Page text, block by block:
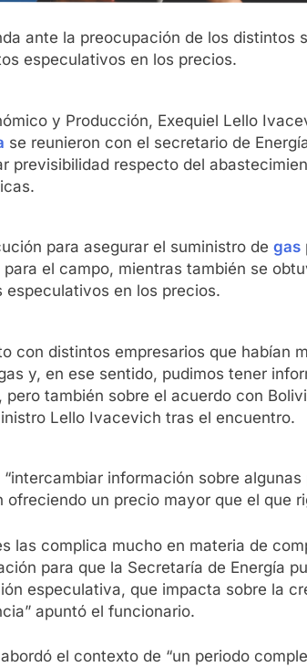
ante la preocupación de los distintos
especulativos en los precios.
y Producción, Exequiel Lello
se reunieron con el secretario de
previsibilidad respecto del
para asegurar el suministro de gas
el campo, mientras también se
especulativos en los precios.
con distintos empresarios que habían
y, en ese sentido, pudimos tener
también sobre el acuerdo con
Lello Ivacevich tras el encuentro.
información sobre
un precio mayor que el que
las complica mucho en materia de
para que la Secretaría de Energía
especulativa, que impacta sobre la
apuntó el funcionario.
el contexto de “un periodo